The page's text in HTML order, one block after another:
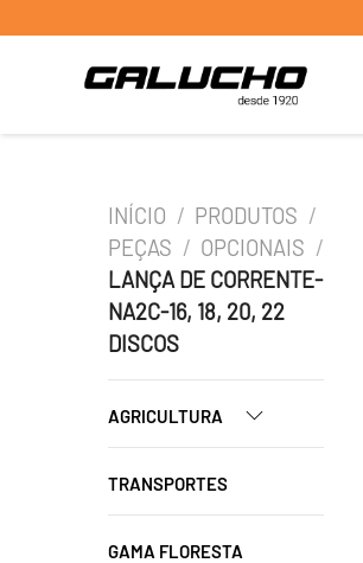
INÍCIO / PRODUTOS /
PEÇAS / OPCIONAIS /
LANÇA DE CORRENTE-
NA2C-16, 18, 20, 22
DISCOS
AGRICULTURA
TRANSPORTES
GAMA FLORESTA